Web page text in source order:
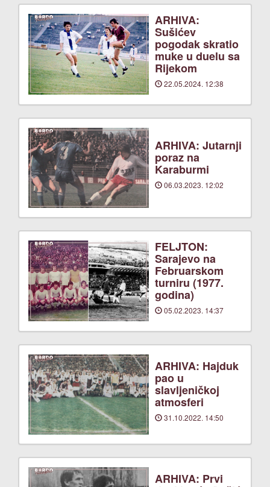
ARHIVA:
Sušićev
pogodak skratio
muke u duelu sa
Rijekom
22.05.2024. 12:38
ARHIVA: Jutarnji
poraz na
Karaburmi
06.03.2023. 12:02
FELJTON:
Sarajevo na
Februarskom
turniru (1977.
godina)
05.02.2023. 14:37
ARHIVA: Hajduk
pao u
slavljeničkoj
atmosferi
31.10.2022. 14:50
ARHIVA: Prvi